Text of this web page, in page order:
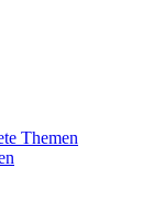
Themen